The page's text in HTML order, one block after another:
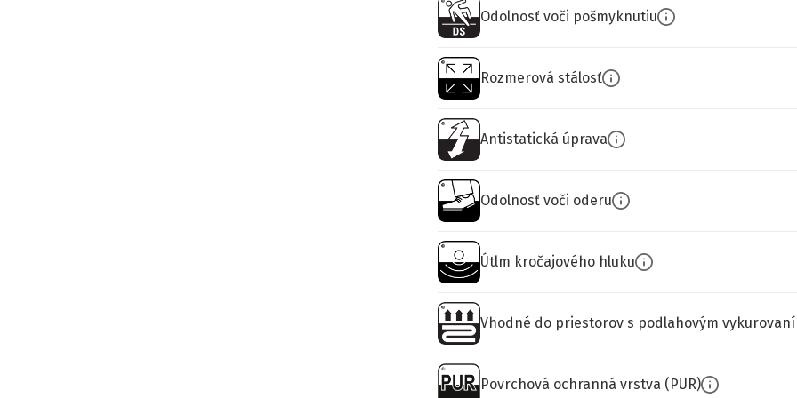
Odolnosť voči pošmyknutiu
Rozmerová stálosť
Antistatická úprava
Odolnosť voči oderu
Útlm kročajového hluku
Vhodné do priestorov s podlahovým
Povrchová ochranná vrstva (PUR)